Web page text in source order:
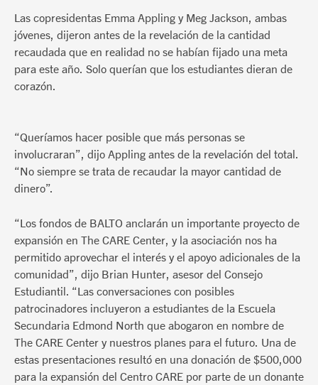
Las copresidentas Emma Appling y Meg Jackson, ambas
jóvenes, dijeron antes de la revelación de la cantidad
recaudada que en realidad no se habían fijado una meta
para este año. Solo querían que los estudiantes dieran de
corazón.
“Queríamos hacer posible que más personas se
involucraran”, dijo Appling antes de la revelación del total.
“No siempre se trata de recaudar la mayor cantidad de
dinero”.
“Los fondos de BALTO anclarán un importante proyecto de
expansión en The CARE Center, y la asociación nos ha
permitido aprovechar el interés y el apoyo adicionales de la
comunidad”, dijo Brian Hunter, asesor del Consejo
Estudiantil. “Las conversaciones con posibles
patrocinadores incluyeron a estudiantes de la Escuela
Secundaria Edmond North que abogaron en nombre de
The CARE Center y nuestros planes para el futuro. Una de
estas presentaciones resultó en una donación de $500,000
para la expansión del Centro CARE por parte de un donante